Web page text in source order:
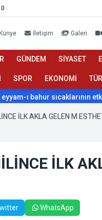
Künye İletişim Galeri
GÜNDEM SİYASET
SPOR EKONOMİ
sıcaklarının etkisi
İLK
WhatsApp